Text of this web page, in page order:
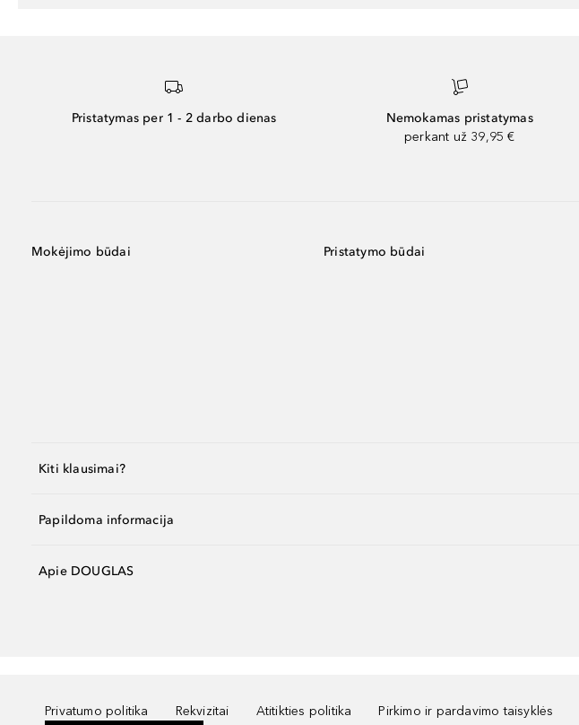
Pristatymas per 1 - 2 darbo dienas
Nemokamas pristatymas
perkant už 39,95 €
Mokėjimo būdai Pristatymo būdai
Kiti klausimai?
Papildoma informacija
Apie DOUGLAS
Privatumo politika Rekvizitai Atitikties politika Pirkimo ir pardavimo taisyklės